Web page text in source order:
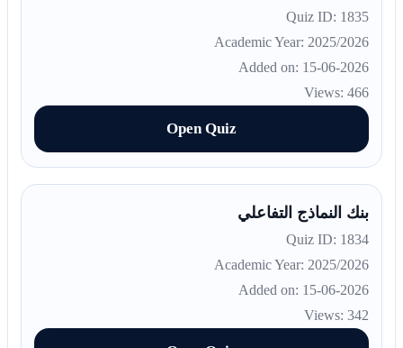
Quiz ID: 1835
Academic Year: 2025/2026
Added on: 15-06-2026
Views: 466
Open Quiz
بنك النماذج التفاعلي
Quiz ID: 1834
Academic Year: 2025/2026
Added on: 15-06-2026
Views: 342